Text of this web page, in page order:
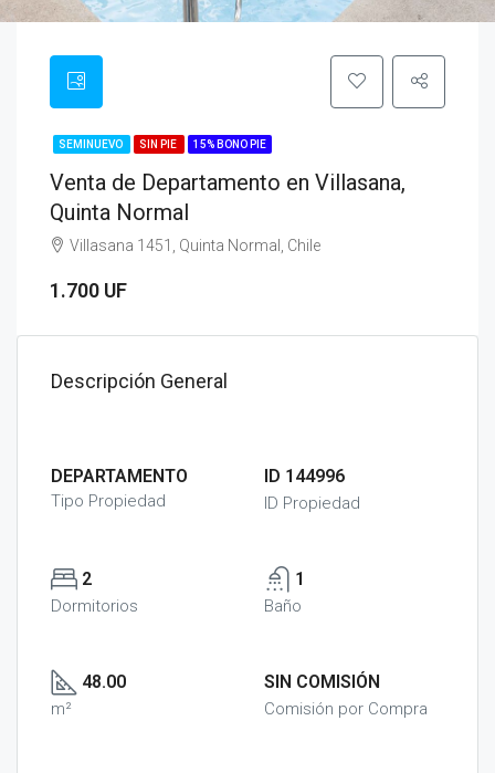
SEMINUEVO SIN PIE 15% BONO PIE
Venta de Departamento en Villasana,
Quinta Normal
Villasana 1451, Quinta Normal, Chile
1.700 UF
Descripción General
DEPARTAMENTO
Tipo Propiedad
ID 144996
ID Propiedad
2
Dormitorios
1
Baño
48.00
m²
SIN COMISIÓN
Comisión por Compra